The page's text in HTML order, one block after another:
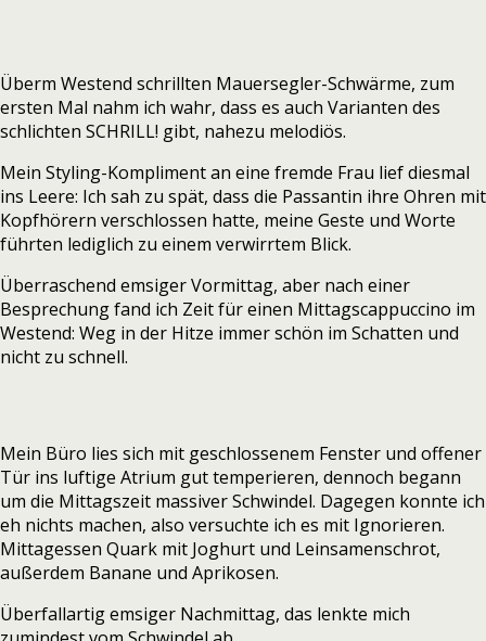
Überm Westend schrillten Mauersegler-Schwärme, zum
ersten Mal nahm ich wahr, dass es auch Varianten des
schlichten SCHRILL! gibt, nahezu melodiös.
Mein Styling-Kompliment an eine fremde Frau lief diesmal
ins Leere: Ich sah zu spät, dass die Passantin ihre Ohren mit
Kopfhörern verschlossen hatte, meine Geste und Worte
führten lediglich zu einem verwirrtem Blick.
Überraschend emsiger Vormittag, aber nach einer
Besprechung fand ich Zeit für einen Mittagscappuccino im
Westend: Weg in der Hitze immer schön im Schatten und
nicht zu schnell.
Mein Büro lies sich mit geschlossenem Fenster und offener
Tür ins luftige Atrium gut temperieren, dennoch begann
um die Mittagszeit massiver Schwindel. Dagegen konnte ich
eh nichts machen, also versuchte ich es mit Ignorieren.
Mittagessen Quark mit Joghurt und Leinsamenschrot,
außerdem Banane und Aprikosen.
Überfallartig emsiger Nachmittag, das lenkte mich